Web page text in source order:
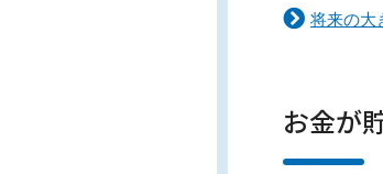
将来の大
お金が